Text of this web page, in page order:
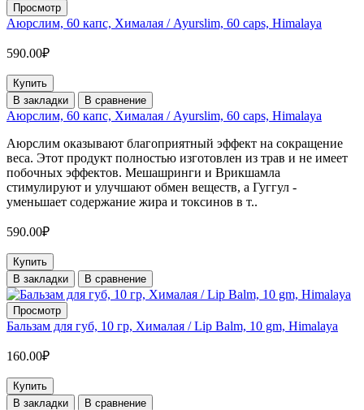
Просмотр
Аюрслим, 60 капс, Хималая / Ayurslim, 60 caps, Himalaya
590.00₽
Купить
В закладки
В сравнение
Аюрслим, 60 капс, Хималая / Ayurslim, 60 caps, Himalaya
Аюрслим оказывают благоприятный эффект на сокращение
веса. Этот продукт полностью изготовлен из трав и не имеет
побочных эффектов. Мешашринги и Врикшамла
стимулируют и улучшают обмен веществ, а Гуггул -
уменьшает содержание жира и токсинов в т..
590.00₽
Купить
В закладки
В сравнение
Просмотр
Бальзам для губ, 10 гр, Хималая / Lip Balm, 10 gm, Himalaya
160.00₽
Купить
В закладки
В сравнение